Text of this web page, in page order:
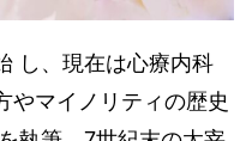
し、現在は心療内科
やマイノリティの歴史